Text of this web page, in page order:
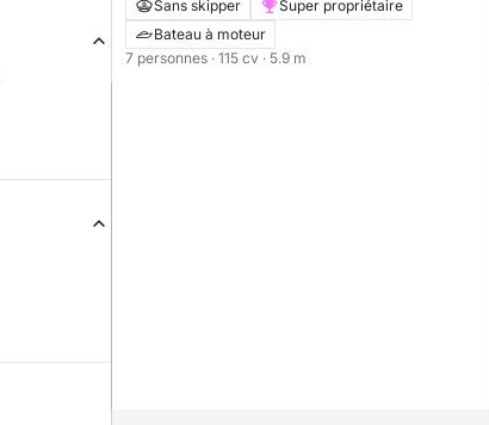
Sans skipper
Super propriétaire
Bateau à moteur
7 personnes · 115 cv · 5.9 m